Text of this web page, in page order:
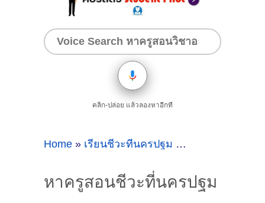
คลิก-ปล่อย แล้วลองหาอีกที
Home » เรียนชีวะที่นครปฐม หาครูสอนชีวะที่
หาครูสอนชีวะที่นครปฐม